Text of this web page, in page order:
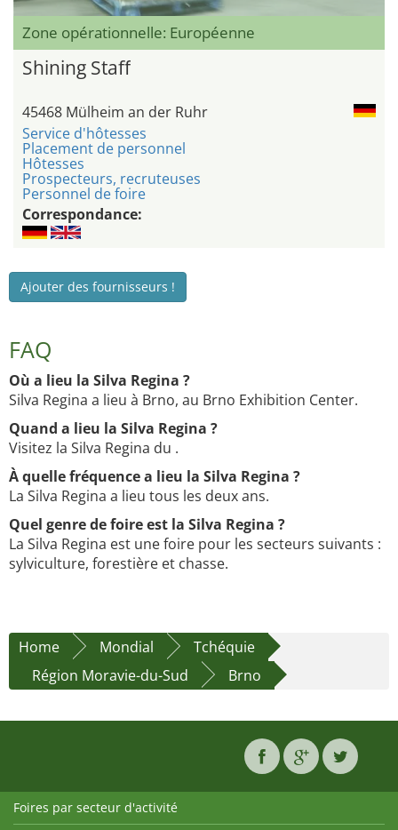
Zone opérationnelle: Européenne
Shining Staff
45468 Mülheim an der Ruhr
Service d'hôtesses
Placement de personnel
Hôtesses
Prospecteurs, recruteuses
Personnel de foire
Correspondance:
Ajouter des fournisseurs !
FAQ
Où a lieu la Silva Regina ?
Silva Regina a lieu à Brno, au Brno Exhibition Center.
Quand a lieu la Silva Regina ?
Visitez la Silva Regina du .
À quelle fréquence a lieu la Silva Regina ?
La Silva Regina a lieu tous les deux ans.
Quel genre de foire est la Silva Regina ?
La Silva Regina est une foire pour les secteurs suivants :
sylviculture, forestière et chasse.
Home Mondial
Tchéquie
Région Moravie-du-Sud
Brno
Foires par secteur d'activité